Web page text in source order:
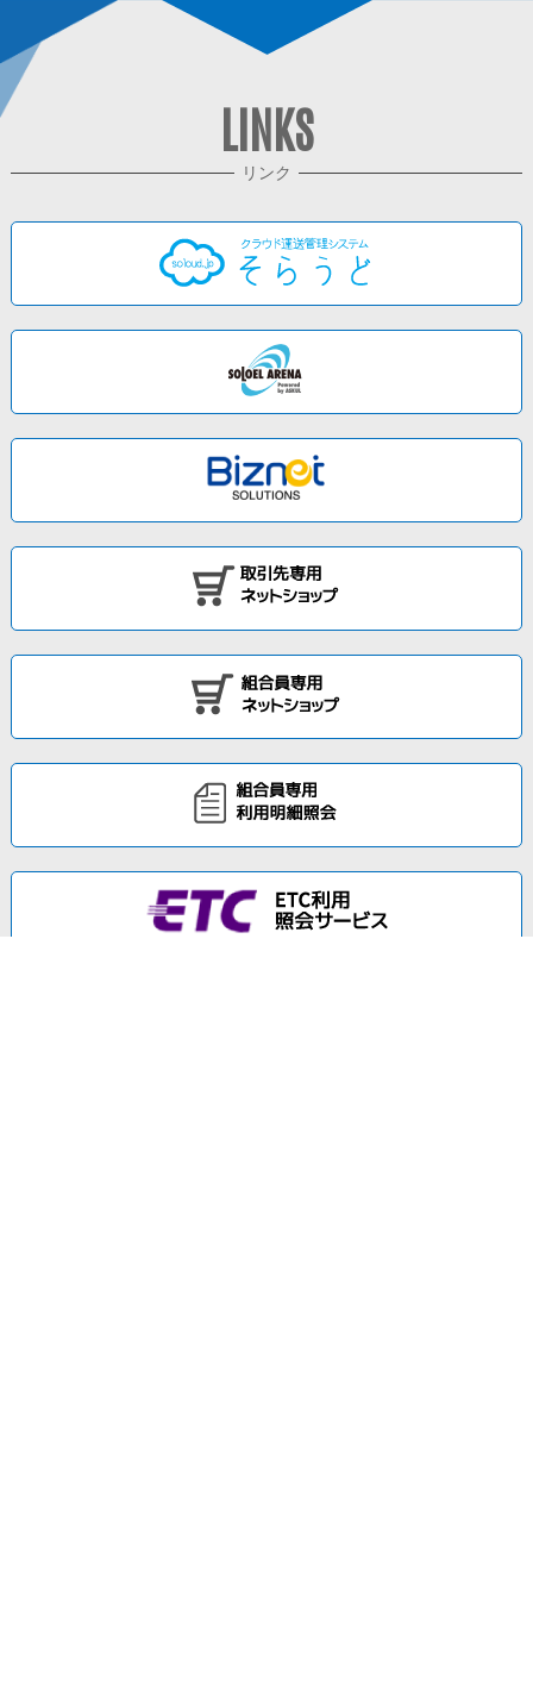
LINKS
リンク